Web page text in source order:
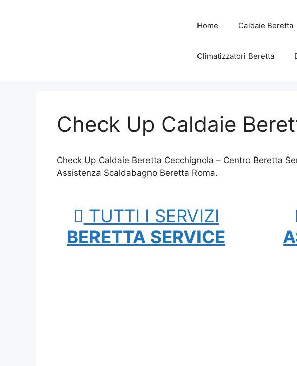
Home Caldaie Beretta
Climatizzatori Beretta
Check Up Caldaie
Check Up Caldaie Beretta Cecchignola – Centro Beretta
Assistenza Scaldabagno Beretta Roma.
TUTTI I SERVIZI
BERETTA SERVICE